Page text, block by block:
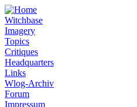
Witchbase
Imagery
Topics
Critiques
Headquarters
Links
Wlog-Archiv
Forum
Impressum